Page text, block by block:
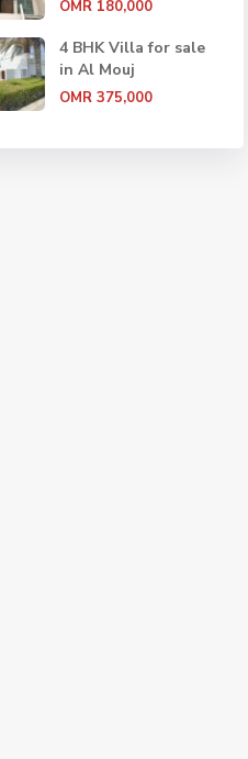
OMR 180,000
4 BHK Villa for sale
in Al Mouj
OMR 375,000